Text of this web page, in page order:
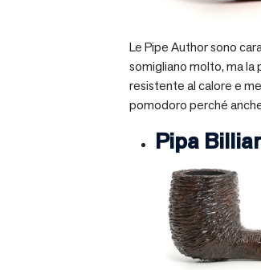
Le Pipe Author sono
somigliano molto, ma la
resistente al calore e
pomodoro perché
Pipa